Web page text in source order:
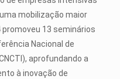
mobilização maior
promoveu 13 seminários
Nacional de
aprofundando a
à inovação de